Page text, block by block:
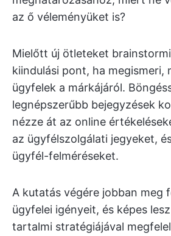
az ő véleményüket is?
Mielőtt új ötleteket
kiindulási pont, ha megismeri,
ügyfelek a márkájáról.
legnépszerűbb bejegyzések
nézze át az online
az ügyfélszolgálati jegyeket,
ügyfél-felméréseket.
A kutatás végére jobban meg
ügyfelei igényeit, és képes
tartalmi stratégiájával